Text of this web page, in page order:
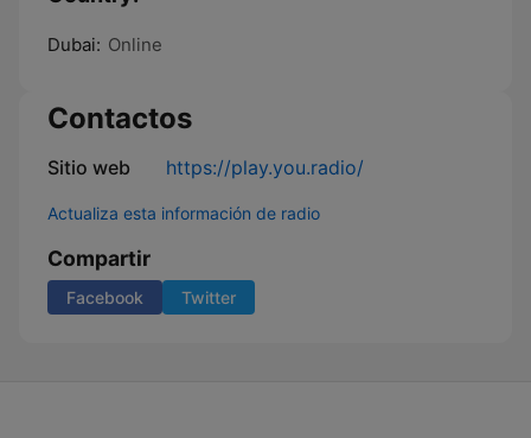
Dubai: Online
Contactos
Sitio web https://play.you.radio/
Actualiza esta información de radio
Compartir
Facebook Twitter